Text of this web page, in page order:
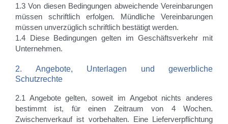
1.3 Von diesen Bedingungen abweichende Vereinbarungen
müssen schriftlich erfolgen. Mündliche Vereinbarungen
müssen unverzüglich schriftlich bestätigt werden.
1.4 Diese Bedingungen gelten im Geschäftsverkehr mit
Unternehmen.
2. Angebote, Unterlagen und gewerbliche
Schutzrechte
2.1 Angebote gelten, soweit im Angebot nichts anderes
bestimmt ist, für einen Zeitraum von 4 Wochen.
Zwischenverkauf ist vorbehalten. Eine Lieferverpflichtung